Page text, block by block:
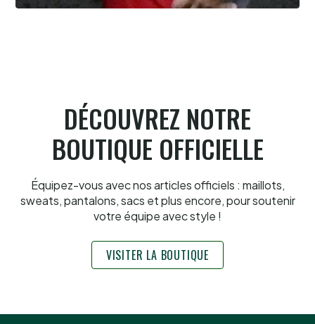
DÉCOUVREZ NOTRE
BOUTIQUE OFFICIELLE
Équipez-vous avec nos articles officiels : maillots,
sweats, pantalons, sacs et plus encore, pour soutenir
votre équipe avec style !
VISITER LA BOUTIQUE